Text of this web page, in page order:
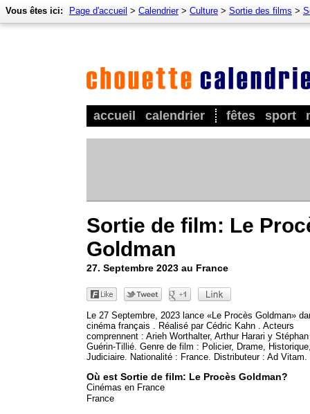
accueil calendrier fêtes sport
Vous êtes ici: Page d'accueil > Calendrier> Culture > Sortie des films >
Sortie de film: Le
Goldman
27. Septembre 2023 au France
Le 27 Septembre, 2023 lance «Le Procès Goldman»
cinéma français . Réalisé par Cédric Kahn . Acteurs
comprennent : Arieh Worthalter, Arthur Harari y Stéphan
Guérin-Tillié. Genre de film : Policier, Drame,
Judiciaire. Nationalité : France. Distributeur : Ad Vitam.
Où est Sortie de film: Le Procès Goldman?
Cinémas en France
France